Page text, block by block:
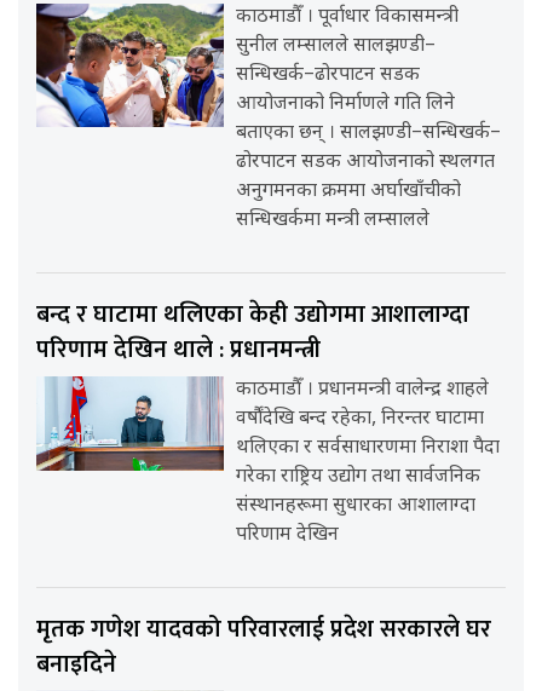
काठमाडौँ । पूर्वाधार विकासमन्त्री
सुनील लम्सालले सालझण्डी–
सन्धिखर्क–ढोरपाटन सडक
आयोजनाको निर्माणले गति लिने
बताएका छन् । सालझण्डी–सन्धिखर्क–
ढोरपाटन सडक आयोजनाको स्थलगत
अनुगमनका क्रममा अर्घाखाँचीको
सन्धिखर्कमा मन्त्री लम्सालले
बन्द र घाटामा थलिएका केही उद्योगमा आशालाग्दा
परिणाम देखिन थाले : प्रधानमन्त्री
काठमाडौँ । प्रधानमन्त्री वालेन्द्र शाहले
वर्षौंदेखि बन्द रहेका, निरन्तर घाटामा
थलिएका र सर्वसाधारणमा निराशा पैदा
गरेका राष्ट्रिय उद्योग तथा सार्वजनिक
संस्थानहरूमा सुधारका आशालाग्दा
परिणाम देखिन
मृतक गणेश यादवको परिवारलाई प्रदेश सरकारले घर
बनाइदिने